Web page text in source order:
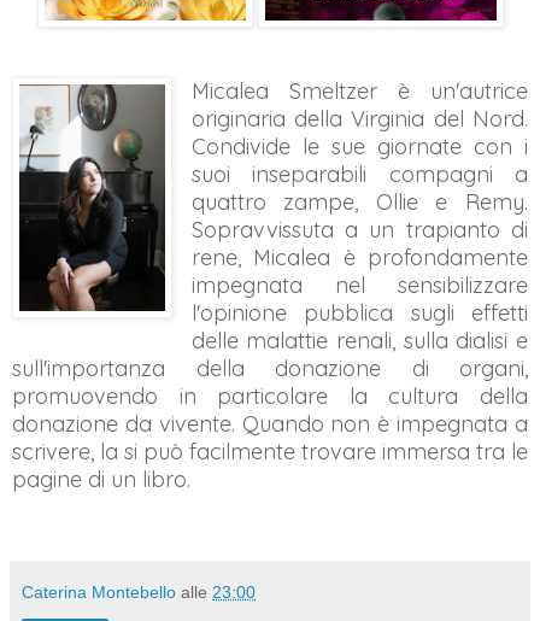
Micalea Smeltzer è un'autrice
originaria della Virginia del Nord.
Condivide le sue giornate con i
suoi inseparabili compagni a
quattro zampe, Ollie e Remy.
Sopravvissuta a un trapianto di
rene, Micalea è profondamente
impegnata nel sensibilizzare
l'opinione pubblica sugli effetti
delle malattie renali, sulla dialisi e
sull'importanza della donazione di organi,
promuovendo in particolare la cultura della
donazione da vivente. Quando non è impegnata a
scrivere, la si può facilmente trovare immersa tra le
pagine di un libro.
Caterina Montebello alle 23:00